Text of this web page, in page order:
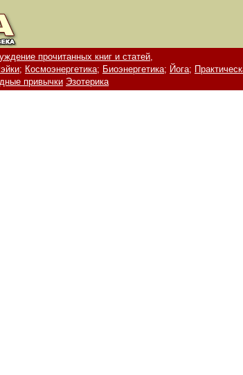
прочитанных книг и статей,
Космоэнергетика; Биоэнергетика; Йога;
привычки Эзотерика